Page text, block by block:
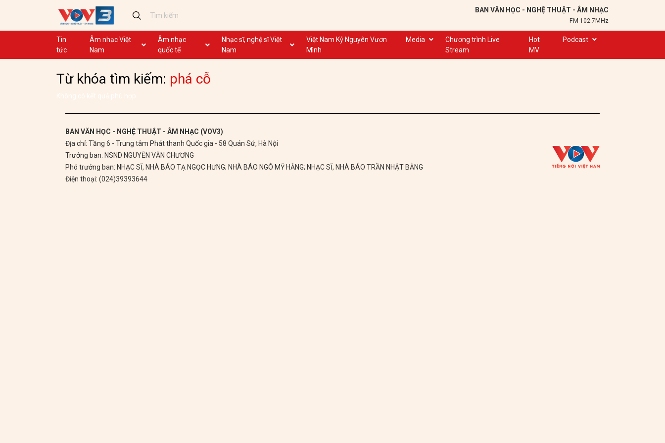
BAN VĂN HỌC - NGHỆ THUẬT - ÂM NHẠC
FM 102.7MHz
Tin
tức
Âm nhạc Việt
Nam
Ca khúc
Nhạc mới
Dân ca
GHTP
Chủ tịch Hồ Chí Minh
Ca khúc thi đua ái quốc
Ca nhạc theo yêu cầu
Âm nhạc
quốc tế
Ca khúc
Không lời
Nhạc sĩ, nghệ sĩ Việt
Nam
Nghệ sĩ biểu diễn VN
Việt Nam Kỷ Nguyên Vươn
Mình
Media
Dân ca
Chương trình Live
Stream
Hot
MV
Podcast
Trạm 102,7
Đôi bạn văn chương
Hành trình sáng tạo
Từ khóa tìm kiếm: phá cỗ
Không có kết quả phù hợp
BAN VĂN HỌC - NGHỆ THUẬT - ÂM NHẠC (VOV3)
Địa chỉ: Tầng 6 - Trung tâm Phát thanh Quốc gia - 58 Quán Sứ, Hà Nội
Trưởng ban: NSND NGUYỄN VĂN CHƯƠNG
Phó trưởng ban: NHẠC SĨ, NHÀ BÁO TẠ NGỌC HƯNG; NHÀ BÁO NGÔ MỸ HẰNG; NHẠC SĨ, NHÀ BÁO TRẦN NHẬT BẰNG
Điện thoại: (024)39393644